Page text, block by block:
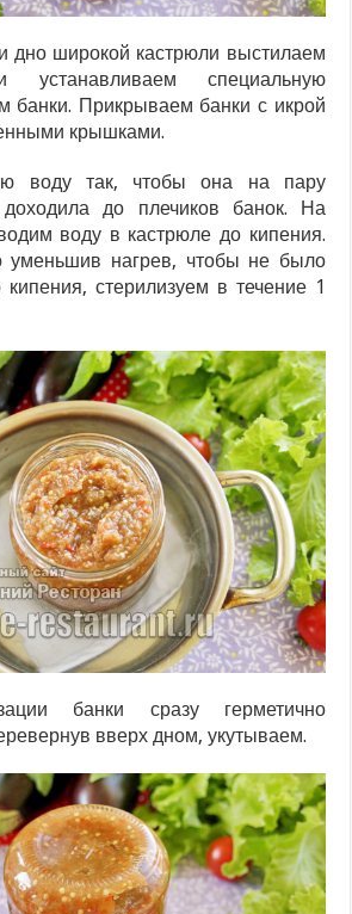
дно широкой кастрюли выстилаем
устанавливаем специальную
банки. Прикрываем банки с икрой
крышками.
воду так, чтобы она на пару
до плечиков банок. На
воду в кастрюле до кипения.
уменьшив нагрев, чтобы не было
стерилизуем в течение 1
банки сразу герметично
вверх дном, укутываем.